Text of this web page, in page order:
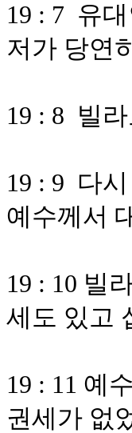
19 : 7 유
저가 당연
19 : 8 빌
19 : 9 다
예수께서
19 : 10 빌
세도 있고
19 : 11 예
권세가 없